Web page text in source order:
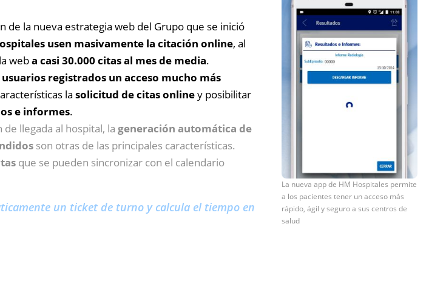
La nueva app de HM Hospitales permite
a los pacientes tener un acceso más
rápido, ágil y seguro a sus centros de
salud
de la nueva estrategia web del Grupo que se inició
usen masivamente la citación online, al
weba casi 30.000 citas al mes de media.
usuarios registrados un acceso mucho más
la solicitud de citas onliney posibilitar
e informes.
llegada al hospital, la generación automática de
son otras de las principales características.
que se pueden sincronizar con el calendario
un ticket de turno y calcula el tiempo en